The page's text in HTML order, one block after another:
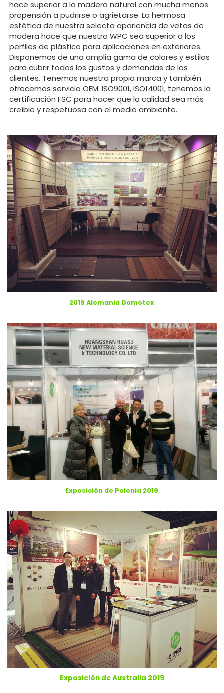
hace superior a la madera natural con mucha menos
propensión a pudrirse o agrietarse. La hermosa
estética de nuestra selecta apariencia de vetas de
madera hace que nuestro WPC sea superior a los
perfiles de plástico para aplicaciones en exteriores.
Disponemos de una amplia gama de colores y estilos
para cubrir todos los gustos y demandas de los
clientes. Tenemos nuestra propia marca y también
ofrecemos servicio OEM. ISO9001, ISO14001, tenemos la
certificación FSC para hacer que la calidad sea más
creíble y respetuosa con el medio ambiente.
2019 Alemania Domotex
Exposición de Polonia 2019
Exposición de Australia 2019